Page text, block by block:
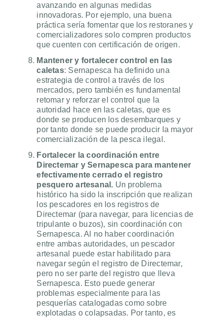
avanzando en algunas medidas
innovadoras. Por ejemplo, una buena
práctica sería fomentar que los restoranes y
comercializadores solo compren productos
que cuenten con certificación de origen.
Mantener y fortalecer control en las
caletas: Sernapesca ha definido una
estrategia de control a través de los
mercados, pero también es fundamental
retomar y reforzar el control que la
autoridad hace en las caletas, que es
donde se producen los desembarques y
por tanto donde se puede producir la mayor
comercialización de la pesca ilegal.
Fortalecer la coordinación entre
Directemar y Sernapesca para mantener
efectivamente cerrado el registro
pesquero artesanal. Un problema
histórico ha sido la inscripción que realizan
los pescadores en los registros de
Directemar (para navegar, para licencias de
tripulante o buzos), sin coordinación con
Sernapesca. Al no haber coordinación
entre ambas autoridades, un pescador
artesanal puede estar habilitado para
navegar según el registro de Directemar,
pero no ser parte del registro que lleva
Sernapesca. Esto puede generar
problemas especialmente para las
pesquerías catalogadas como sobre
explotadas o colapsadas. Por tanto, es